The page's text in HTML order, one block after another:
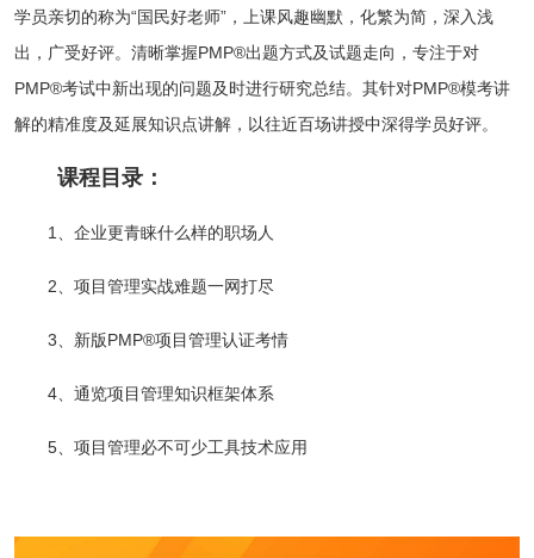
学员亲切的称为“国民好老师”，上课风趣幽默，化繁为简，深入浅
出，广受好评。清晰掌握PMP®出题方式及试题走向，专注于对
PMP®考试中新出现的问题及时进行研究总结。其针对PMP®模考讲
解的精准度及延展知识点讲解，以往近百场讲授中深得学员好评。
课程目录：
1、企业更青睐什么样的职场人
2、项目管理实战难题一网打尽
3、新版PMP®项目管理认证考情
4、通览项目管理知识框架体系
5、项目管理必不可少工具技术应用